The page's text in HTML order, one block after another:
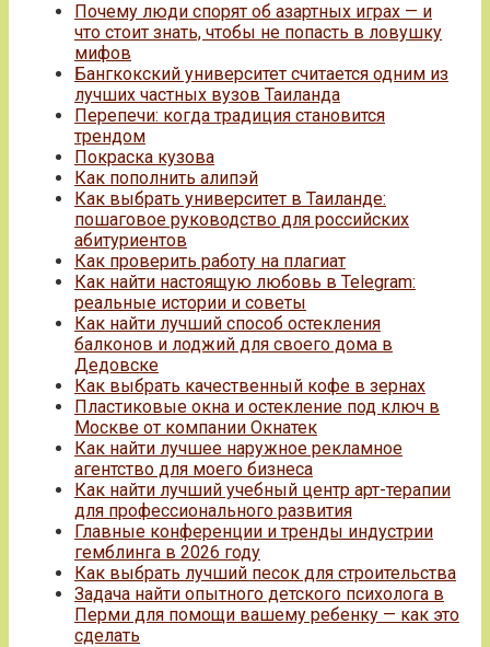
Почему люди спорят об азартных играх — и
что стоит знать, чтобы не попасть в ловушку
мифов
Бангкокский университет считается одним из
лучших частных вузов Таиланда
Перепечи: когда традиция становится
трендом
Покраска кузова
Как пополнить алипэй
Как выбрать университет в Таиланде:
пошаговое руководство для российских
абитуриентов
Как проверить работу на плагиат
Как найти настоящую любовь в Telegram:
реальные истории и советы
Как найти лучший способ остекления
балконов и лоджий для своего дома в
Дедовске
Как выбрать качественный кофе в зернах
Пластиковые окна и остекление под ключ в
Москве от компании Окнатек
Как найти лучшее наружное рекламное
агентство для моего бизнеса
Как найти лучший учебный центр арт-терапии
для профессионального развития
Главные конференции и тренды индустрии
гемблинга в 2026 году
Как выбрать лучший песок для строительства
Задача найти опытного детского психолога в
Перми для помощи вашему ребенку — как это
сделать